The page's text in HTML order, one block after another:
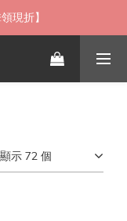
與我們聯繫
現折】
與我們聯繫
示 72 個